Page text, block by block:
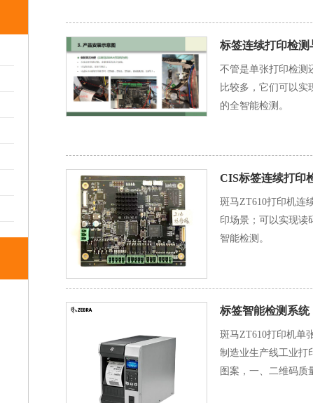
标签连续打印检测
不管是单张打印检测
比较多，它们可以实
的全智能检测。
CIS标签连续打印
斑马ZT610打印机连
印场景；可以实现读
智能检测。
标签智能检测系统
斑马ZT610打印机单
制造业生产线工业打
图案，一、二维码质